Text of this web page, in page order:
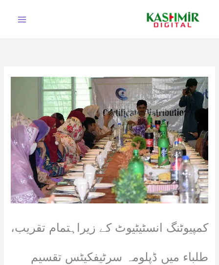
کمپیوٹنگ انسٹیٹیوٹ کے زیراہتمام تقریب،
طلباء میں ڈپلومہ سرٹیفکیٹس تقسیم